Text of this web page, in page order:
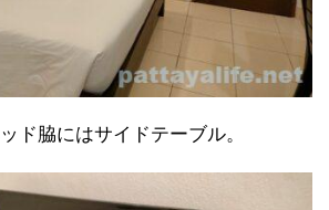
ド脇にはサイドテーブル。